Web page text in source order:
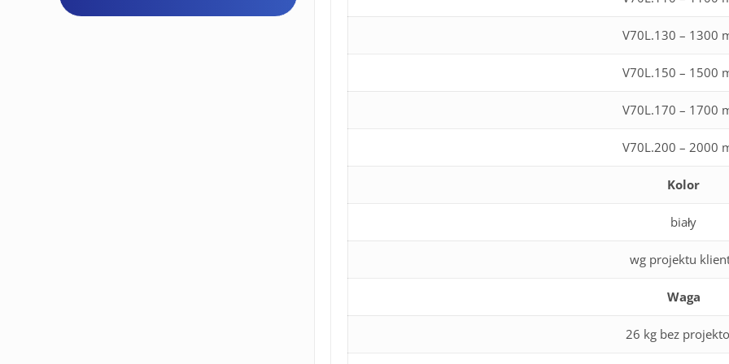
V70L.130 – 1300
V70L.150 – 1500
V70L.170 – 1700
V70L.200 – 2000
Kolor
biały
wg projektu
Waga
26 kg bez